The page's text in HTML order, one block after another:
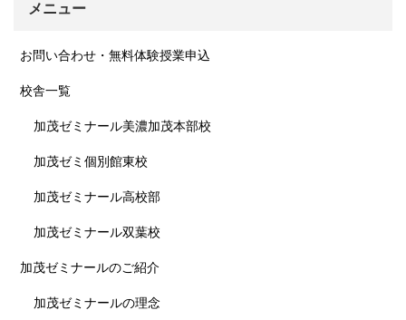
メニュー
お問い合わせ・無料体験授業申込
校舎一覧
加茂ゼミナール美濃加茂本部校
加茂ゼミ個別館東校
加茂ゼミナール高校部
加茂ゼミナール双葉校
加茂ゼミナールのご紹介
加茂ゼミナールの理念